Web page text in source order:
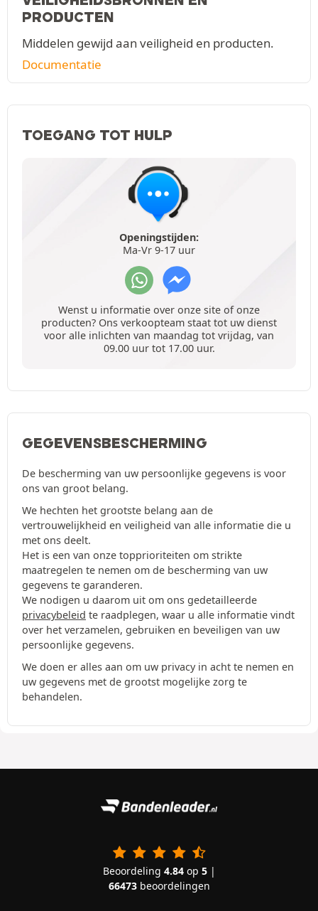
PRODUCTEN
Middelen gewijd aan veiligheid en producten.
Documentatie
TOEGANG TOT HULP
Openingstijden:
Ma-Vr 9-17 uur
Wenst u informatie over onze site of onze
producten? Ons verkoopteam staat tot uw dienst
voor alle inlichten van maandag tot vrijdag, van
09.00 uur tot 17.00 uur.
GEGEVENSBESCHERMING
De bescherming van uw persoonlijke gegevens is voor
ons van groot belang.
We hechten het grootste belang aan de
vertrouwelijkheid en veiligheid van alle informatie die u
met ons deelt.
Het is een van onze topprioriteiten om strikte
maatregelen te nemen om de bescherming van uw
gegevens te garanderen.
We nodigen u daarom uit om ons gedetailleerde
privacybeleid te raadplegen, waar u alle informatie vindt
over het verzamelen, gebruiken en beveiligen van uw
persoonlijke gegevens.
We doen er alles aan om uw privacy in acht te nemen en
uw gegevens met de grootst mogelijke zorg te
behandelen.
Beoordeling 4.84op 5|
66473beoordelingen